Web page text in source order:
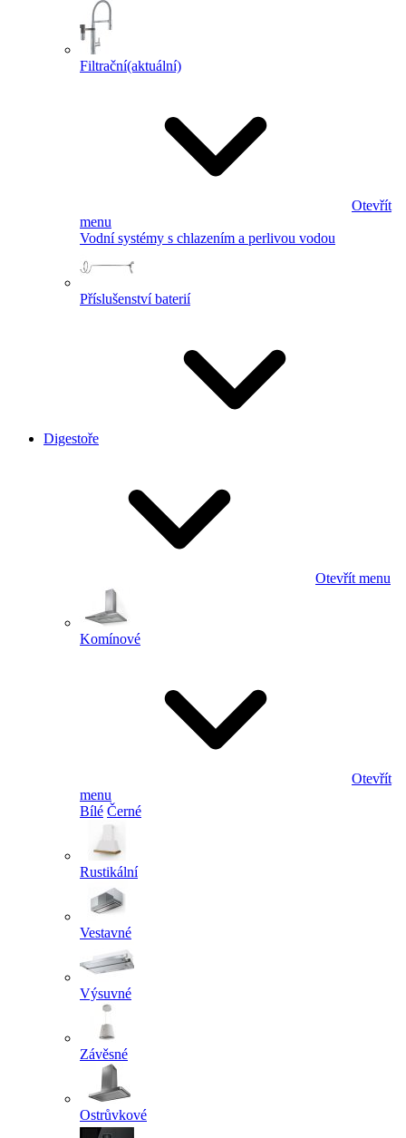
Filtrační(aktuální)
Otevřít
menu
Vodní systémy s chlazením a perlivou vodou
Příslušenství baterií
Digestoře
Otevřít menu
Komínové
Otevřít
menu
Bílé Černé
Rustikální
Vestavné
Výsuvné
Závěsné
Ostrůvkové